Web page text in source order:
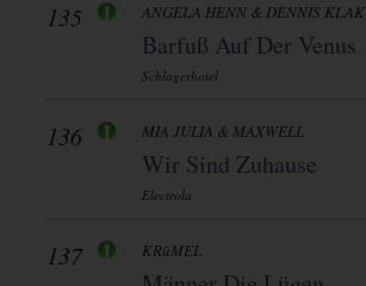
135 ANGELA HENN & DENNIS KLAK
Barfuß Auf Der Venus
Schlagerhotel
136 MIA JULIA & MAXWELL
Wir Sind Zuhause
Electrola
137 KRüMEL